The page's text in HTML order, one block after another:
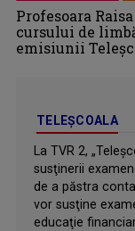
Profesoara
cursului de
emisiunii
TELEȘCOALA
La TVR 2,
susţinerii
de a păstra
vor susţine
educaţie